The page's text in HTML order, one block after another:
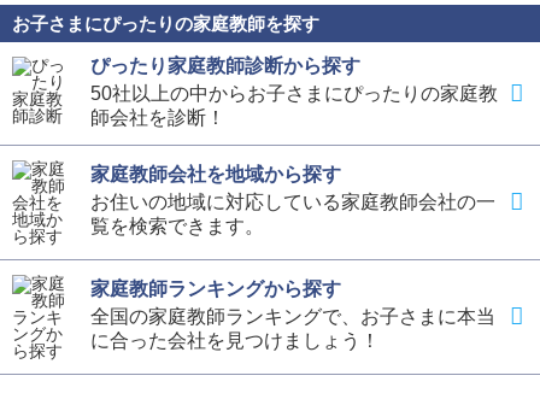
お子さまにぴったりの家庭教師を探す
ぴったり家庭教師診断から探す
50社以上の中からお子さまにぴったりの家庭教
師会社を診断！
家庭教師会社を地域から探す
お住いの地域に対応している家庭教師会社の一
覧を検索できます。
家庭教師ランキングから探す
全国の家庭教師ランキングで、お子さまに本当
に合った会社を見つけましょう！